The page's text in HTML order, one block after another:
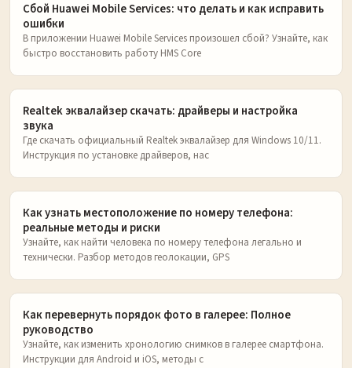
Сбой Huawei Mobile Services: что делать и как исправить
ошибки
В приложении Huawei Mobile Services произошел сбой? Узнайте, как
быстро восстановить работу HMS Core
Realtek эквалайзер скачать: драйверы и настройка
звука
Где скачать официальный Realtek эквалайзер для Windows 10/11.
Инструкция по установке драйверов, нас
Как узнать местоположение по номеру телефона:
реальные методы и риски
Узнайте, как найти человека по номеру телефона легально и
технически. Разбор методов геолокации, GPS
Как перевернуть порядок фото в галерее: Полное
руководство
Узнайте, как изменить хронологию снимков в галерее смартфона.
Инструкции для Android и iOS, методы с